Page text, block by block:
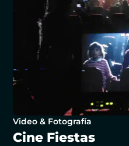
Video & Fotografía
Cine Fiestas